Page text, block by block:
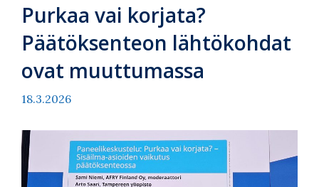
Purkaa vai korjata?
Päätöksenteon lähtökohdat
ovat muuttumassa
18.3.2026